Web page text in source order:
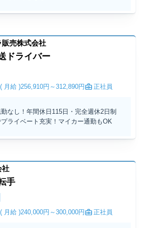
売株式会社
ドライバー
( 月給 )256,910円～ 312,890円 正社員
なし！年間休日115日・完全週休2日制
ライベート充実！マイカー通勤もOK
社
手
( 月給 )240,000円～ 300,000円 正社員